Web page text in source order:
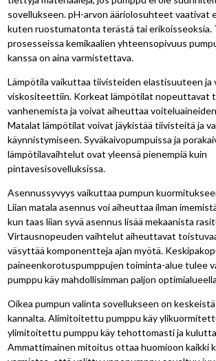
sovellukseen. pH-arvon ääriolosuhteet vaativat
kuten ruostumatonta terästä tai erikoisseoksia.
prosesseissa kemikaalien yhteensopivuus
kanssa on aina varmistettava.
Lämpötila vaikuttaa tiivisteiden elastisuuteen ja
viskositeettiin. Korkeat lämpötilat nopeuttavat
vanhenemista ja voivat aiheuttaa
Matalat lämpötilat voivat jäykistää tiivisteitä ja
käynnistymiseen. Syväkaivopumpuissa ja
lämpötilavaihtelut ovat yleensä pienempiä kuin
pintavesisovelluksissa.
Asennussyvyys vaikuttaa pumpun
Liian matala asennus voi aiheuttaa ilman
kun taas liian syvä asennus lisää mekaanista
Virtausnopeuden vaihtelut aiheuttavat
väsyttää komponentteja ajan myötä.
paineenkorotuspumppujen toiminta-alue tulee
pumppu käy mahdollisimman paljon
Oikea pumpun valinta sovellukseen on
kannalta. Alimitoitettu pumppu käy
ylimitoitettu pumppu käy tehottomasti ja
Ammattimainen mitoitus ottaa huomioon kaikki